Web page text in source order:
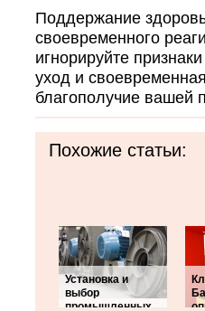
Поддержание
своевременного
игнорируйте
уход и
благополучие вашей
Похожие статьи:
Установка и
выбор
промышленных